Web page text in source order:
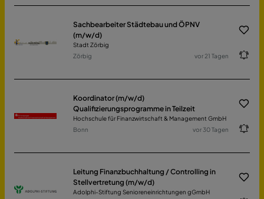
Sachbearbeiter Städtebau und ÖPNV
(m/w/d)
Stadt Zörbig
Zörbig
vor 21 Tagen
Koordinator (m/w/d)
Qualifizierungsprogramme in Teilzeit
Hochschule für Finanzwirtschaft & Management GmbH
Bonn
vor 30 Tagen
Leitung Finanzbuchhaltung / Controlling in
Stellvertretung (m/w/d)
Adolphi-Stiftung Senioreneinrichtungen gGmbH